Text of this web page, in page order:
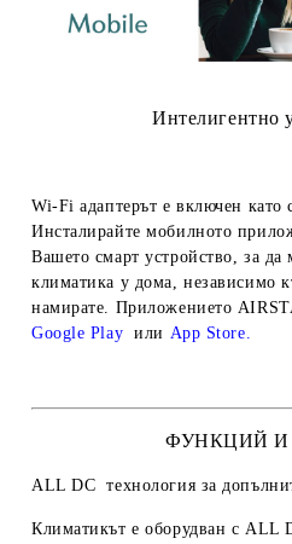
Интелигентно
Wi-Fi адаптерът е включен като
Инсталирайте мобилното
Вашето смарт устройство, за да
климатика у дома, независимо
намирате. Приложението
Google Play или App Store.
ФУНКЦИЙ И
ALL DC технология за
Климатикът е оборудван с ALL